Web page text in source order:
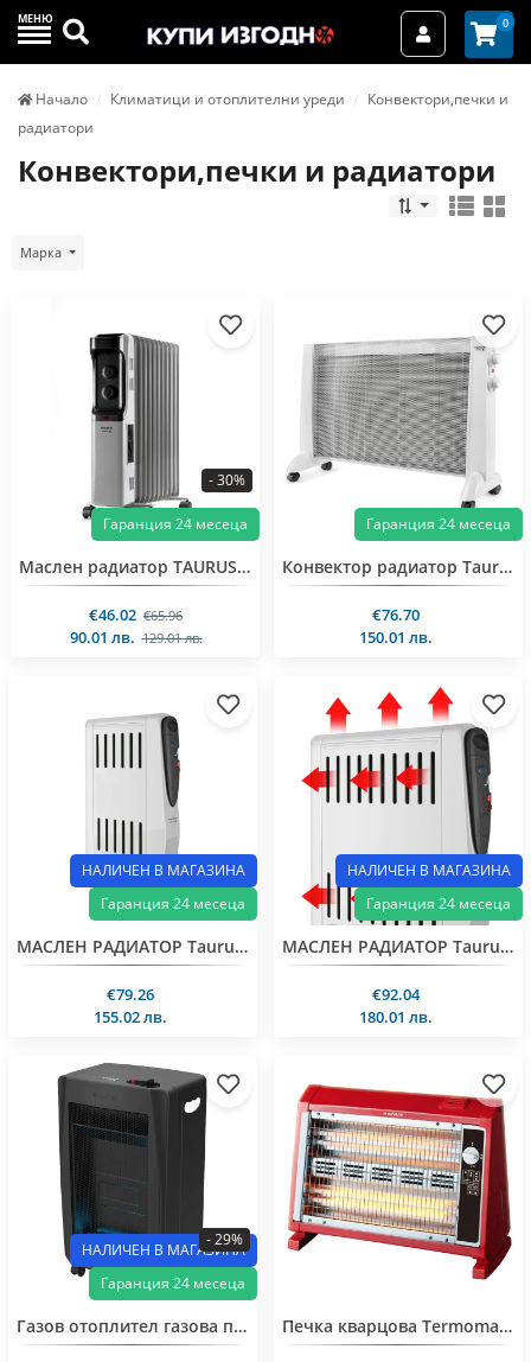
МЕНЮ Търси Вход / 0
Начало Климатици и отоплителни уреди
Конвектори,печки и
радиатори
Конвектори,печки и радиатори
Марка
Гаранция 24 месеца
Маслен радиатор TAURUS DAKAR НОВ 2500 БЯЛ, 2500.0 W
€46.02 €65.96
- 30%
90.01 лв. 129.01 лв.
Гаранция 24 месеца
Конвектор радиатор Taurus PRMB 2400
€76.70
150.01 лв.
НАЛИЧЕН В МАГАЗИНА
Гаранция 24 месеца
МАСЛЕН РАДИАТОР Taurus Tuareg 1500
€79.26
155.02 лв.
НАЛИЧЕН В МАГАЗИНА
Гаранция 24 месеца
МАСЛЕН РАДИАТОР Taurus Tuareg 2500
€92.04
180.01 лв.
НАЛИЧЕН В МАГАЗИНА
Гаранция 24 месеца
Газов отоплител газова печка за отопление Taurus
- 29%
Печка кварцова Termomax TR416, 1600W, 4 тръби, вентилатор, овлажнител